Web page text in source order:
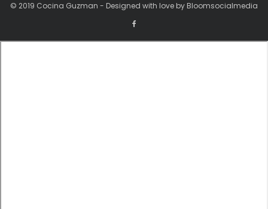
© 2019 Cocina Guzman - Designed with love by Bloomsocialmedia